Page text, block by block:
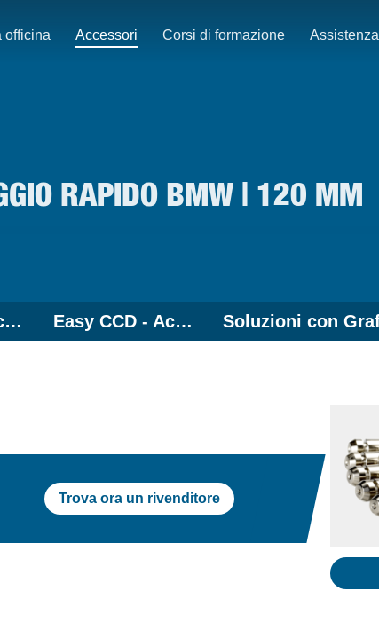
officina Accessori Corsi di formazione Assistenza
RAPIDO BMW | 120 MM
Easy 3D+ - Accessori Easy CCD - Accessori
Trova ora un rivenditore